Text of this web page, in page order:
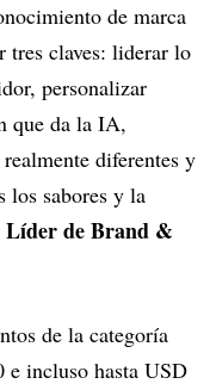
de marca
tres claves: liderar lo
personalizar
que da la IA,
diferentes y
los sabores y la
de Brand &
de la categoría
e incluso hasta USD